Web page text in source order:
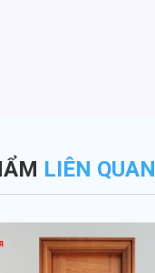
LIÊN QUAN